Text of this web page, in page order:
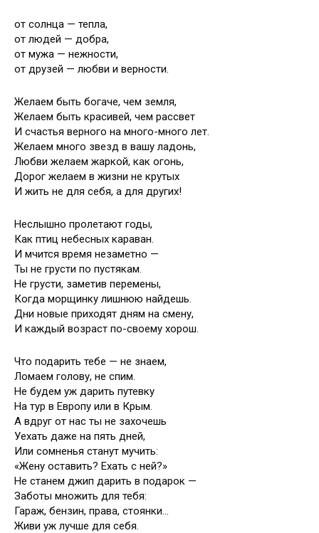
от солнца — тепла,
от людей — добра,
от мужа — нежности,
от друзей — любви и верности.
Желаем быть богаче, чем земля,
Желаем быть красивей, чем рассвет
И счастья верного на много-много лет.
Желаем много звезд в вашу ладонь,
Любви желаем жаркой, как огонь,
Дорог желаем в жизни не крутых
И жить не для себя, а для других!
Неслышно пролетают годы,
Как птиц небесных караван.
И мчится время незаметно —
Ты не грусти по пустякам.
Не грусти, заметив перемены,
Когда морщинку лишнюю найдешь.
Дни новые приходят дням на смену,
И каждый возраст по-своему хорош.
Что подарить тебе — не знаем,
Ломаем голову, не спим.
Не будем уж дарить путевку
На тур в Европу или в Крым.
А вдруг от нас ты не захочешь
Уехать даже на пять дней,
Или сомненья станут мучить:
«Жену оставить? Ехать с ней?»
Не станем джип дарить в подарок —
Заботы множить для тебя:
Гараж, бензин, права, стоянки…
Живи уж лучше для себя.